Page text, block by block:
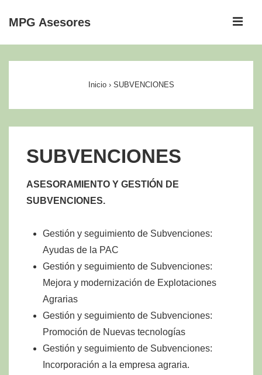
Saltar
MPG Asesores
Inicio › SUBVENCIONES
SUBVENCIONES
ASESORAMIENTO Y GESTIÓN DE
SUBVENCIONES.
Gestión y seguimiento de Subvenciones:
Ayudas de la PAC
Gestión y seguimiento de Subvenciones:
Mejora y modernización de Explotaciones
Agrarias
Gestión y seguimiento de Subvenciones:
Promoción de Nuevas tecnologías
Gestión y seguimiento de Subvenciones:
Incorporación a la empresa agraria.